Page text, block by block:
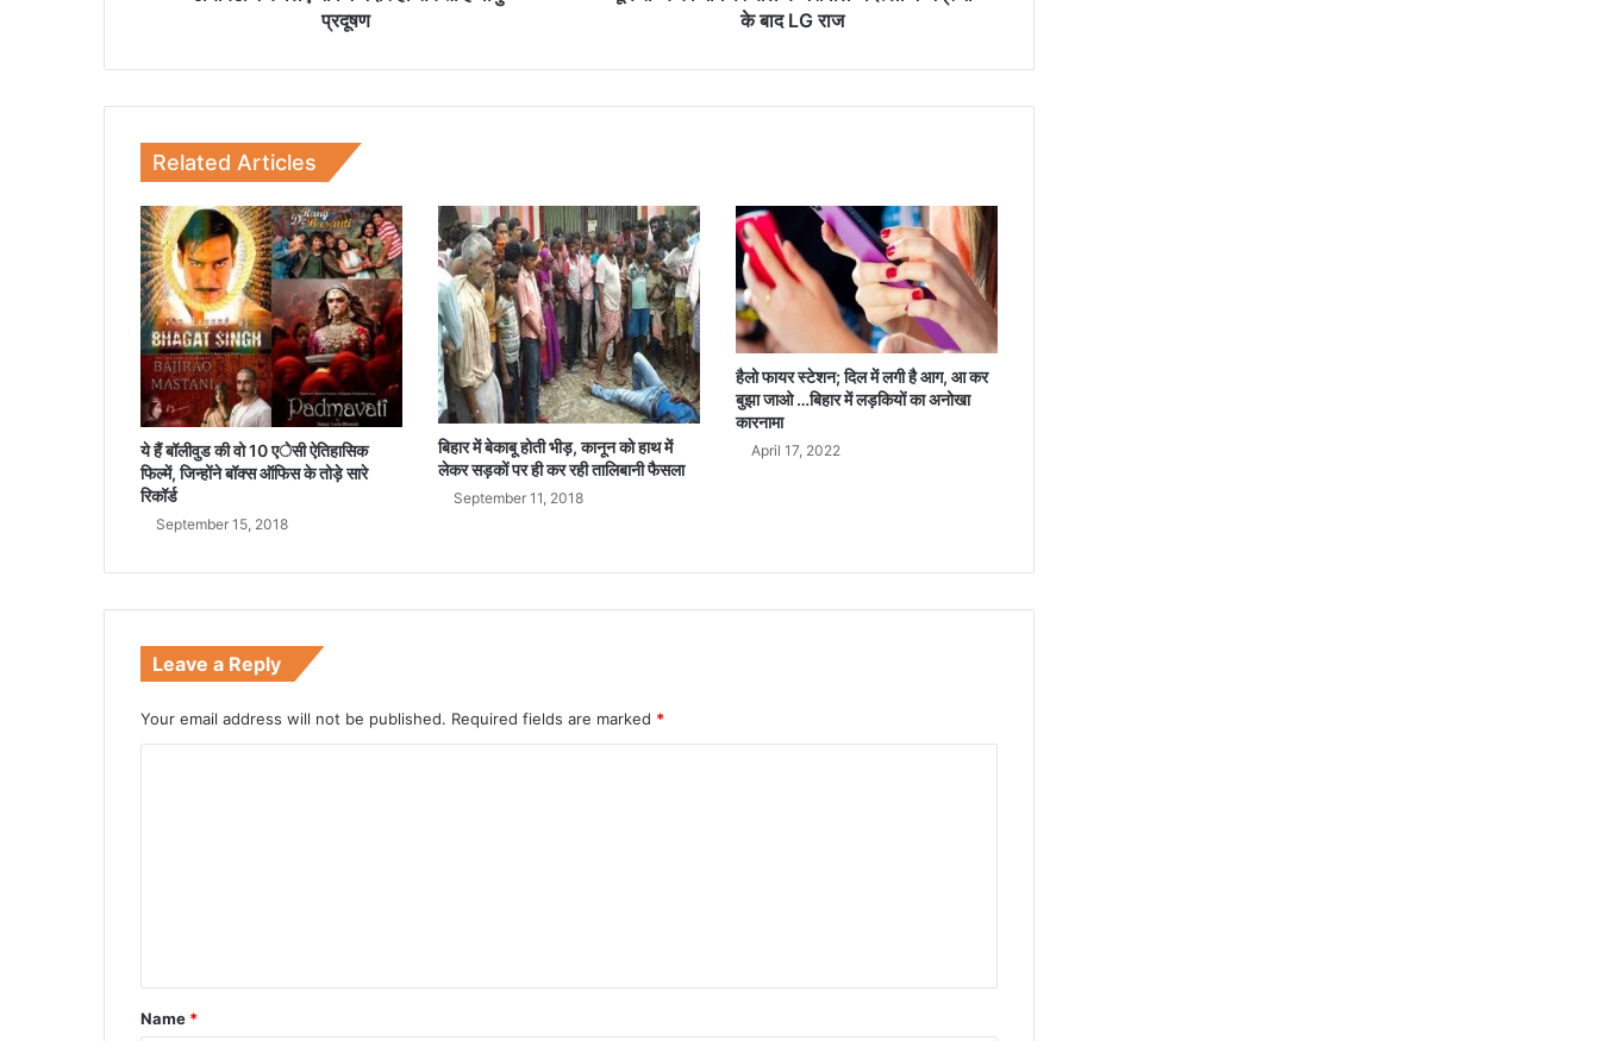
र
क
वा
यु
प्र
दू
ष
ण
प्रदूषण
ज
ल्ली
में
अं
ग्रे
जों
के
बा
द
L
G
रा
के बाद LG राज
Related Articles
ये हैं बॉलीवुड की वो 10 एेसी ऐतिहासिक
फिल्में, जिन्होंने बॉक्स ऑफिस के तोड़े सारे
रिकॉर्ड
September 15, 2018
बिहार में बेकाबू होती भीड़, कानून को हाथ में
लेकर सड़कों पर ही कर रही तालिबानी फैसला
September 11, 2018
हैलो फायर स्टेशन; दिल में लगी है आग, आ कर
बुझा जाओ …ब‍िहार में लड़क‍ियों का अनोखा
कारनामा
April 17, 2022
Leave a Reply
Your email address will not be published. Required fields are marked *
*
Name *